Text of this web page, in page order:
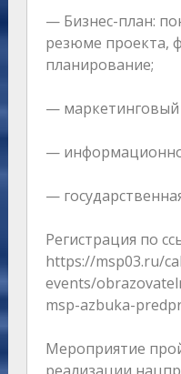
— Бизнес-план:
резюме проекта,
планирование;
— маркетинговый
—
—
Регистрация по
https://msp03.ru/
events/
msp-azbuka-
Мероприятие